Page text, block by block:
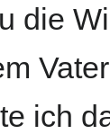
die
ich